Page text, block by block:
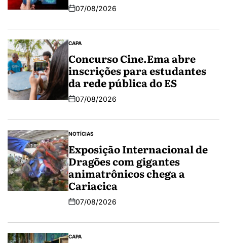
07/08/2026
CAPA
Concurso Cine.Ema abre
inscrições para estudantes
da rede pública do ES
07/08/2026
NOTÍCIAS
Exposição Internacional de
Dragões com gigantes
animatrônicos chega a
Cariacica
07/08/2026
CAPA